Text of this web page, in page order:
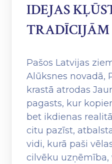
IDEJAS
TRADĪCIJĀM
Pašos Latvijas
Alūksnes novadā,
krastā atrodas
pagasts, kur
bet ikdienas
citu pazīst,
vidi, kurā paši
cilvēku uzņēmība,